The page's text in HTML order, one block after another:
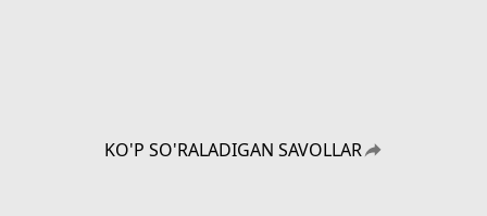
KO'P SO'RALADIGAN SAVOLLAR